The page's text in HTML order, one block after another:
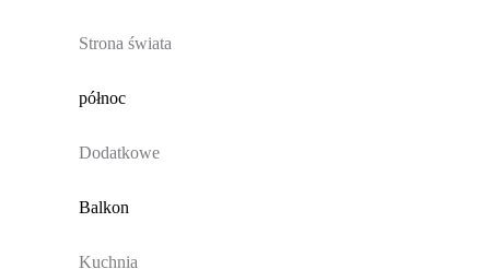
Strona świata
północ
Dodatkowe
Balkon
Kuchnia